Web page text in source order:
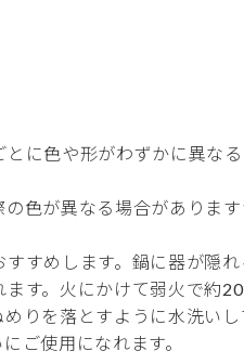
に色や形がわずかに異な
色が異なる場合があります
すめします。鍋に器が隠れ
す。火にかけて弱火で約
りを落とすように水洗いし
ご使用になれます。